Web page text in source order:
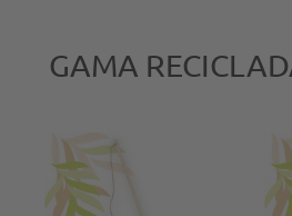
GAMA